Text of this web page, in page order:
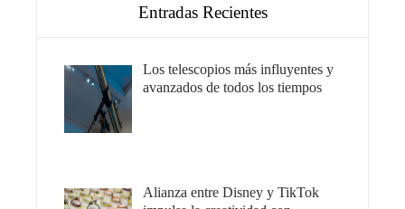
Entradas Recientes
Los telescopios más influyentes y
avanzados de todos los tiempos
Alianza entre Disney y TikTok